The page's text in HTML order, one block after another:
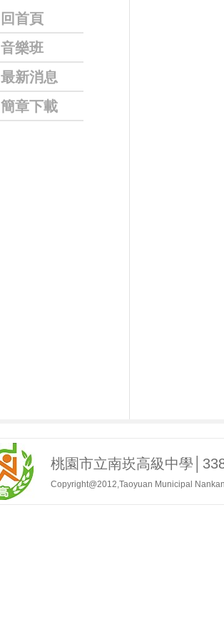
回首頁
音樂班
最新消息
簡章下載
桃園市立南崁高級中學
Copyright@2012,Taoyuan Municipal